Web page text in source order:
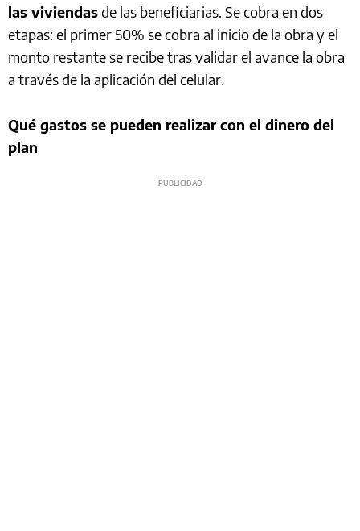
las viviendasde las beneficiarias. Se cobra en dos
etapas: el primer 50% se cobra al inicio de la obra y el
monto restante se recibe tras validar el avance la obra
a través de la aplicación del celular.
Qué gastos se pueden realizar con el dinero del
plan